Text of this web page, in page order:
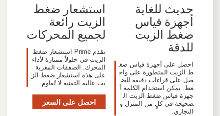
حديث للغاية
أجهزة قياس
ضغط الزيت
للدقة
احصل على أجهزة قياس ضغ
ط الزيت المتطورة على واح
صل على قراءات دقيقة للض
غط. يمكن استخدام الكلمة أ
جهزة قياس ضغط الزيت ال
صحيحة في كلٍ من المنزل و
التجاري.
استشعار ضغط
الزيت رائعة
لجميع المحركات
تقدم Prime استشعار ضغط
الزيت في حلولاً ممتازة لأداء
المحرك. الصفقات المغرية
على هذه استشعار ضغط الز
يت عالية التقنية لا تُقاوم.
احصل على السعر